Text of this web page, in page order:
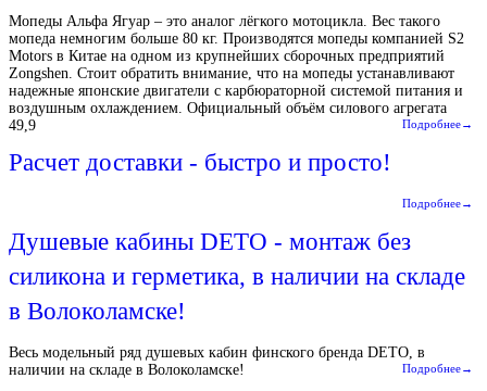
Мопеды Альфа Ягуар – это аналог лёгкого мотоцикла. Вес такого
мопеда немногим больше 80 кг. Производятся мопеды компанией S2
Motors в Китае на одном из крупнейших сборочных предприятий
Zongshen. Стоит обратить внимание, что на мопеды устанавливают
надежные японские двигатели с карбюраторной системой питания и
воздушным охлаждением. Официальный объём силового агрегата
49,9
Подробнее→
Расчет доставки - быстро и просто!
Подробнее→
Душевые кабины DETO - монтаж без
силикона и герметика, в наличии на складе
в Волоколамске!
Весь модельный ряд душевых кабин финского бренда DETO, в
наличии на складе в Волоколамске!
Подробнее→